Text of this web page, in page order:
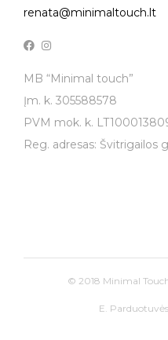
renata@minimaltouch.lt
MB “Minimal touch”
Įm. k. 305588578
PVM mok. k.
Reg. adresas: Švitrigailos
© 2018 Minimal
E.